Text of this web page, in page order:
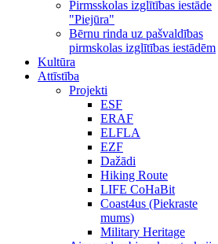
Pirmsskolas izglītības iestāde
"Piejūra"
Bērnu rinda uz pašvaldības
pirmskolas izglītības iestādēm
Kultūra
Attīstība
Projekti
ESF
ERAF
ELFLA
EZF
Dažādi
Hiking Route
LIFE CoHaBit
Coast4us (Piekraste
mums)
Military Heritage